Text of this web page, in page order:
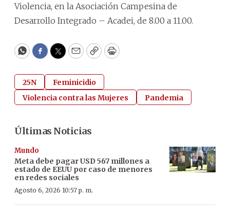
Violencia, en la Asociación Campesina de
Desarrollo Integrado – Acadei, de 8.00 a 11.00.
WhatsApp
Facebook
Twitter
EmailCopyPrint
25N
Feminicidio
Violencia contra las Mujeres
Pandemia
Últimas Noticias
Mundo
Meta debe pagar USD 567 millones a
estado de EEUU por caso de menores
en redes sociales
Agosto 6, 2026 10:57 p. m.